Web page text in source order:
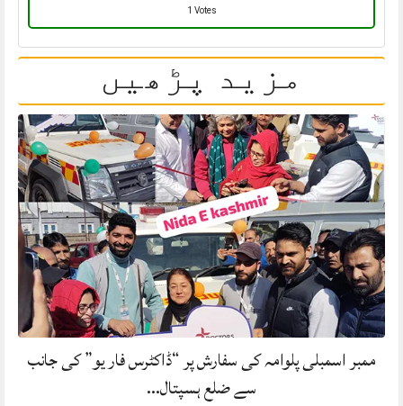
1 Votes
مزید پڑھیں
ممبر اسمبلی پلوامہ کی سفارش پر “ڈاکٹرس فار یو” کی جانب
سے ضلع ہسپتال…